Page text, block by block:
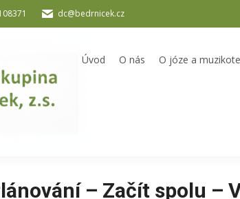
dc@bedrnicek.cz
Úvod O nás O józe a
– Začít spolu –
a muzikoterapii Začít spolu Jesle Bedrníček